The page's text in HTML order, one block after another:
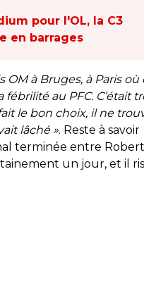
pour l'OL, la C3
en barrages
OM à Bruges, à Paris où
au PFC. C’était
le bon choix, il ne
lâché ». Reste à savoir
terminée entre
un jour, et il